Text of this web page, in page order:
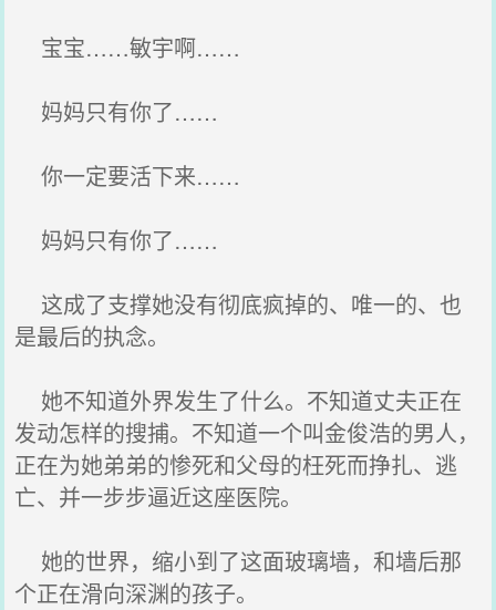
宝宝……敏宇啊……
妈妈只有你了……
你一定要活下来……
妈妈只有你了……
这成了支撑她没有彻底疯掉的、唯一的、也
是最后的执念。
她不知道外界发生了什么。不知道丈夫正在
发动怎样的搜捕。不知道一个叫金俊浩的男人，
正在为她弟弟的惨死和父母的枉死而挣扎、逃
亡、并一步步逼近这座医院。
她的世界，缩小到了这面玻璃墙，和墙后那
个正在滑向深渊的孩子。